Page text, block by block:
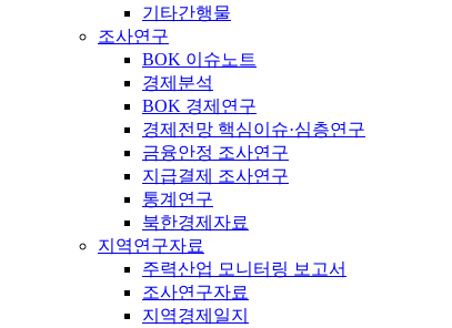
기타간행물
조사연구
BOK 이슈노트
경제분석
BOK 경제연구
경제전망 핵심이슈·심층연구
금융안정 조사연구
지급결제 조사연구
통계연구
북한경제자료
지역연구자료
주력산업 모니터링 보고서
조사연구자료
지역경제일지